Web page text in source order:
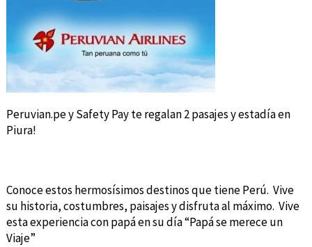
Peruvian.pe y Safety Pay te regalan 2 pasajes y estadía en
Piura!
Conoce estos hermosísimos destinos que tiene Perú. Vive
su historia, costumbres, paisajes y disfruta al máximo. Vive
esta experiencia con papá en su día “Papá se merece un
Viaje”